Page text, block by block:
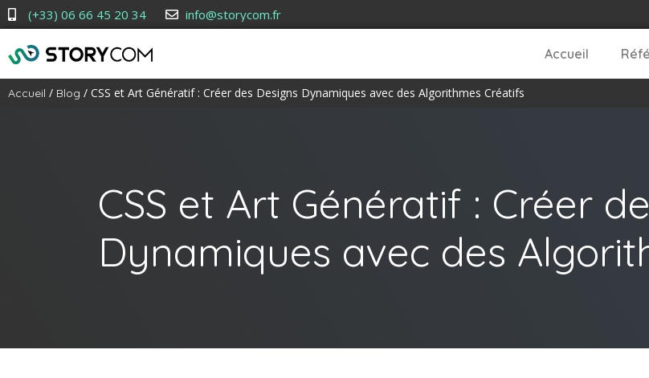
(+33) 06 66 45 20 34 info@storycom.fr
Accueil
Accueil / Blog / CSS et Art Génératif : Créer des Designs Dynamiques avec des Algorithmes Créatifs
CSS et Art Génératif : Créer
Dynamiques avec des